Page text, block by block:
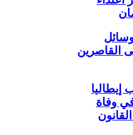
القاصرين
إيطاليا
وفاة